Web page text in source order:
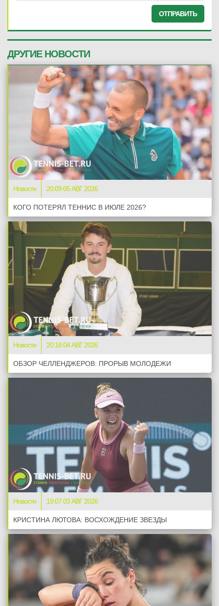
ОТПРАВИТЬ
ДРУГИЕ НОВОСТИ
Новости 20:09 05 АВГ 2026
КОГО ПОТЕРЯЛ ТЕННИС В ИЮЛЕ 2026?
Новости 20:18 04 АВГ 2026
ОБЗОР ЧЕЛЛЕНДЖЕРОВ: ПРОРЫВ МОЛОДЕЖИ
Новости 19:07 03 АВГ 2026
КРИСТИНА ЛЮТОВА: ВОСХОЖДЕНИЕ ЗВЕЗДЫ